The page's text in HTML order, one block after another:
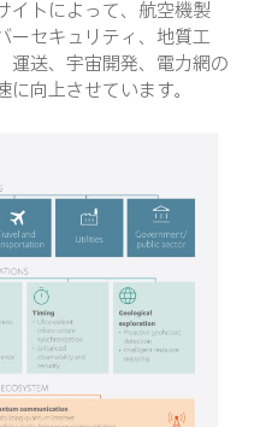
イトによって、航空機製
ーセキュリティ、地質工
運送、宇宙開発、電力網の
向上させています。